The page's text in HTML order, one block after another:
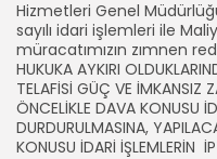
Hizmetleri Genel
sayılı idari işlemleri ile
müracatımızın zımnen
HUKUKA AYKIRI
TELAFİSİ GÜÇ VE İMKANSIZ
ÖNCELİKLE DAVA KONUSU
DURDURULMASINA,
KONUSU İDARİ